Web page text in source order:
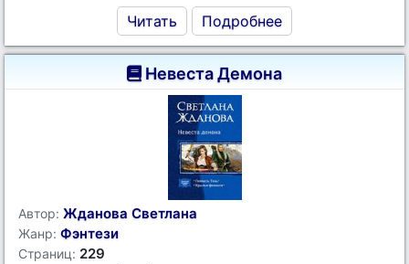
Читать Подробнее
Невеста Демона
Автор: Жданова Светлана
Жанр: Фэнтези
Страниц: 229